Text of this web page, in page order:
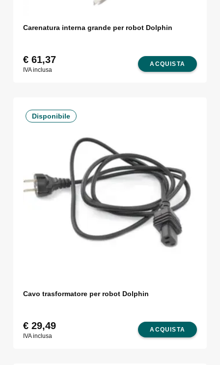
Carenatura interna grande per robot Dolphin
ACQUISTA
€61,37
IVA inclusa
Disponibile
Cavo trasformatore per robot Dolphin
ACQUISTA
€29,49
IVA inclusa